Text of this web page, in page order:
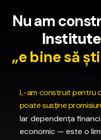
Nuam constr
Institute
„e binesă ști
L-am construit pentru
poatesusținepromisiun
Iar dependența
economic — este o